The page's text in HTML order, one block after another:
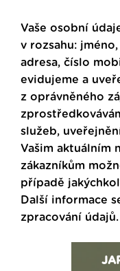
Vaše osobní
v rozsahu:
adresa, číslo
evidujeme a
z oprávněného
služeb,
Vašim aktuálním
zákazníkům
případě
Další informace
zpracování údajů.